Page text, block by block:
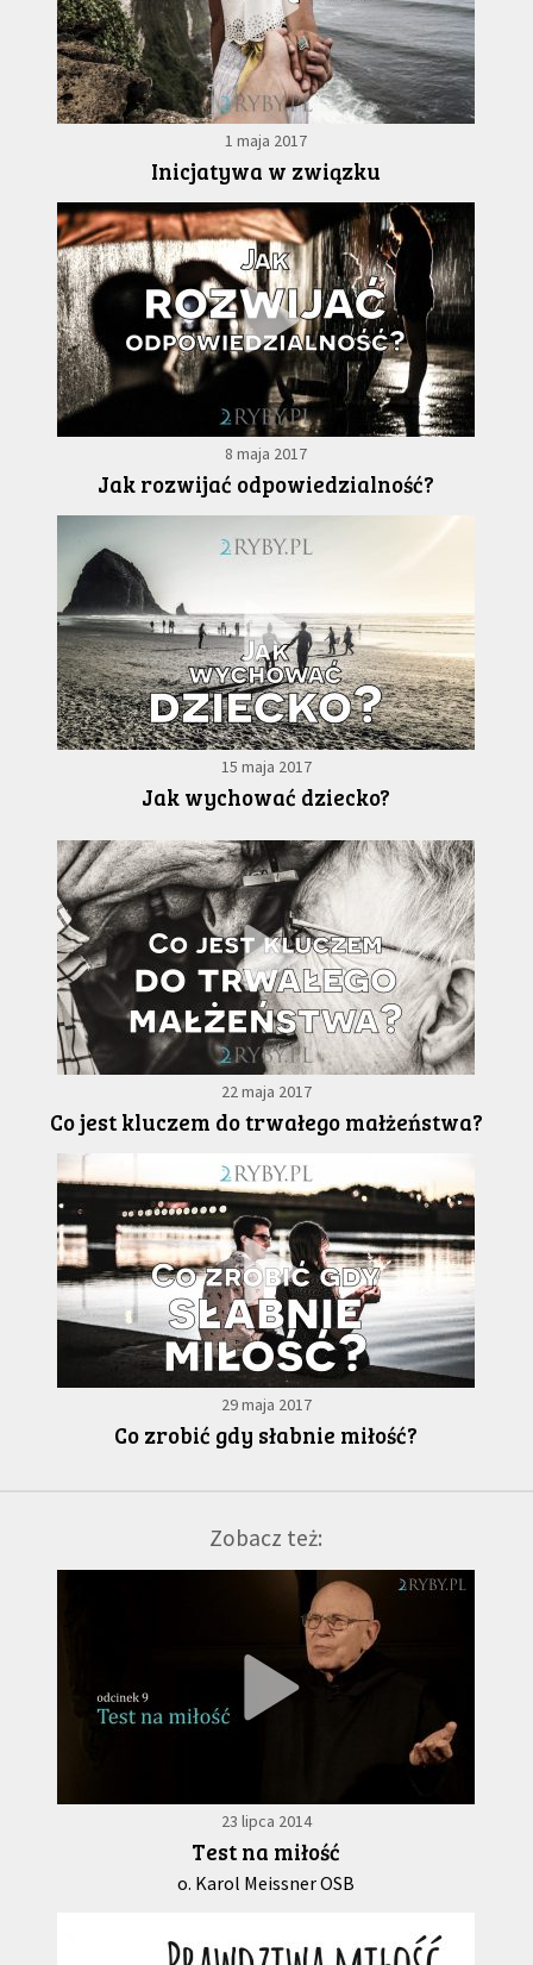
1 maja 2017
Inicjatywa w związku
8 maja 2017
Jak rozwijać odpowiedzialność?
15 maja 2017
Jak wychować dziecko?
22 maja 2017
Co jest kluczem do trwałego małżeństwa?
29 maja 2017
Co zrobić gdy słabnie miłość?
Zobacz też:
23 lipca 2014
Test na miłość
o. Karol Meissner OSB